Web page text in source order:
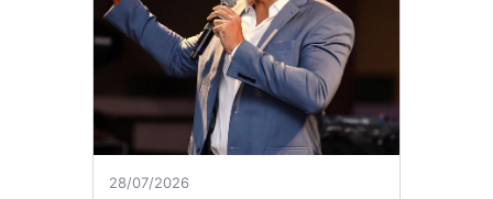
28/07/2026